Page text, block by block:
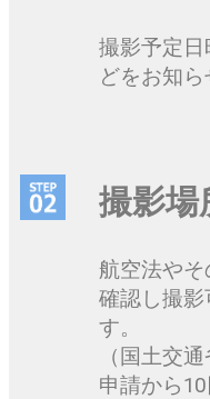
撮影予定
どをお知ら
撮影場
航空法や
確認し撮影
す。
（国土交
申請から